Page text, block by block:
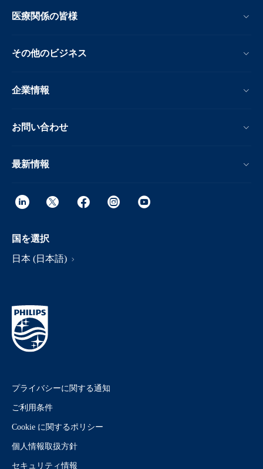
医療関係の皆様
その他のビジネス
企業情報
お問い合わせ
最新情報
国を選択
日本 (日本語)
プライバシーに関する通知
ご利用条件
Cookie に関するポリシー
個人情報取扱方針
セキュリティ情報